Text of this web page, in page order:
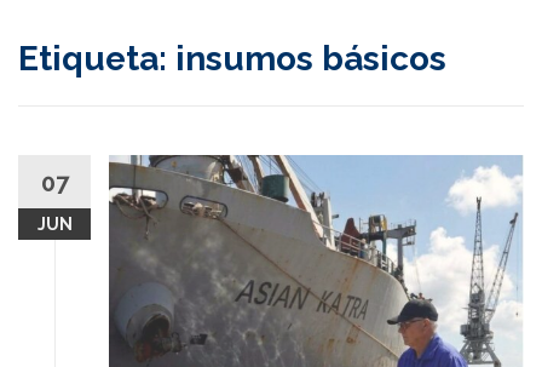
Etiqueta: insumos básicos
07
JUN